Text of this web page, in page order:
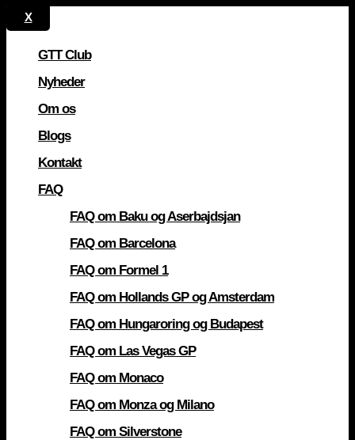
GTT Club
Nyheder
Om os
Blogs
Kontakt
FAQ
FAQ om Baku og Aserbajdsjan
FAQ om Barcelona
FAQ om Formel 1
FAQ om Hollands GP og Amsterdam
FAQ om Hungaroring og Budapest
FAQ om Las Vegas GP
FAQ om Monaco
FAQ om Monza og Milano
FAQ om Silverstone